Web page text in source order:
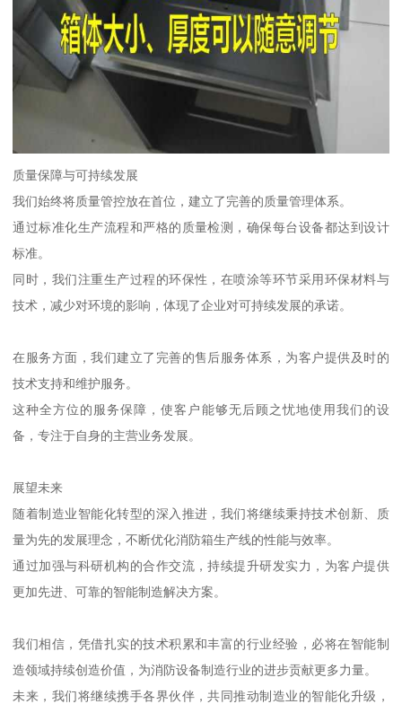
质量保障与可持续发展
我们始终将质量管控放在首位，建立了完善的质量管理体系。
通过标准化生产流程和严格的质量检测，确保每台设备都达到设计
标准。
同时，我们注重生产过程的环保性，在喷涂等环节采用环保材料与
技术，减少对环境的影响，体现了企业对可持续发展的承诺。
在服务方面，我们建立了完善的售后服务体系，为客户提供及时的
技术支持和维护服务。
这种全方位的服务保障，使客户能够无后顾之忧地使用我们的设
备，专注于自身的主营业务发展。
展望未来
随着制造业智能化转型的深入推进，我们将继续秉持技术创新、质
量为先的发展理念，不断优化消防箱生产线的性能与效率。
通过加强与科研机构的合作交流，持续提升研发实力，为客户提供
更加先进、可靠的智能制造解决方案。
我们相信，凭借扎实的技术积累和丰富的行业经验，必将在智能制
造领域持续创造价值，为消防设备制造行业的进步贡献更多力量。
未来，我们将继续携手各界伙伴，共同推动制造业的智能化升级，